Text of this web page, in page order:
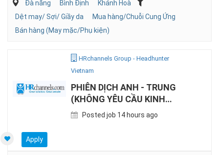
Đà nẵng Bình Định
Khánh Hoà
Dệt may/ Sợi/ Giầy da
Mua hàng/Chuỗi Cung Ứng
Bán hàng (May mặc/Phụ kiện)
HRchannels Group - Headhunter
Vietnam
PHIÊN DỊCH ANH - TRUNG
(KHÔNG YÊU CẦU KINH
NGHIỆM)
Posted job 14 hours ago
Apply